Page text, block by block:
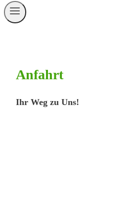
Anfahrt
Ihr Weg zu Uns!